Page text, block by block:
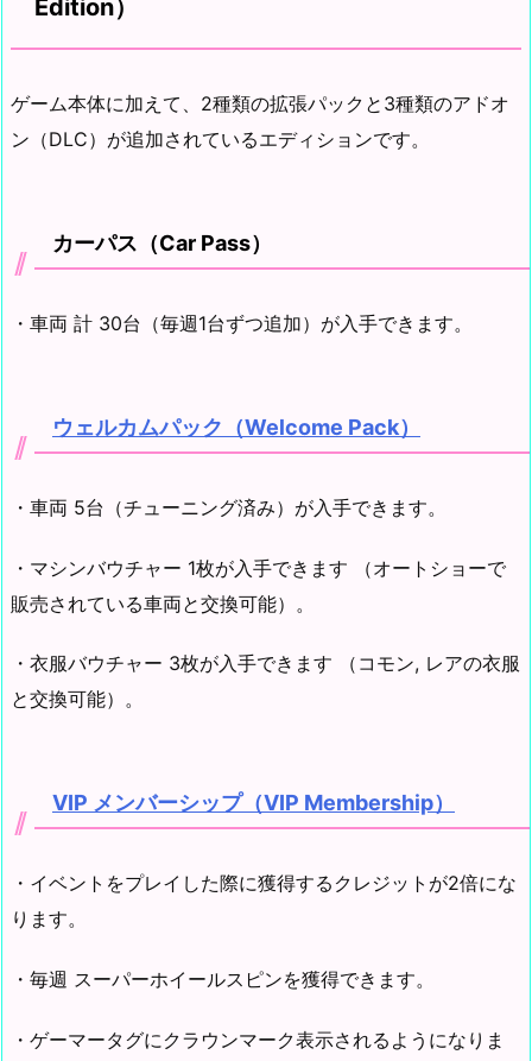
Edition）
ゲーム本体に加えて、2種類の拡張パックと3種類のアドオ
ン（DLC）が追加されているエディションです。
カーパス（Car Pass）
・車両 計 30台（毎週1台ずつ追加）が入手できます。
ウェルカムパック（Welcome Pack）
・車両 5台（チューニング済み）が入手できます。
・マシンバウチャー 1枚が入手できます （オートショーで
販売されている車両と交換可能）。
・衣服バウチャー 3枚が入手できます （コモン, レアの衣服
と交換可能）。
VIP メンバーシップ（VIP Membership）
・イベントをプレイした際に獲得するクレジットが2倍にな
ります。
・毎週 スーパーホイールスピンを獲得できます。
・ゲーマータグにクラウンマーク表示されるようになりま